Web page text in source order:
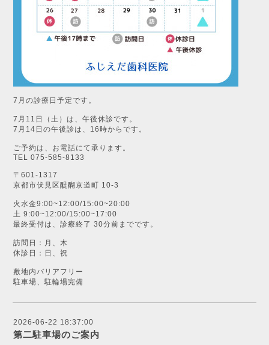
7月の診療日予定です。
7月11日（土）は、午後休診です。
7月14日の午後診は、16時からです。
ご予約は、お電話にて承ります。
TEL 075-585-8133
〒601-1317
京都市伏見区醍醐京道町 10-3
火水金9:00~12:00/15:00~20:00
土 9:00~12:00/15:00~17:00
最終受付は、診療終了 30分前までです。
訪問日：月、木
休診日：日、祝
敷地内バリアフリー
駐車場、駐輪場完備
2026-06-22 18:37:00
第二駐車場のご案内